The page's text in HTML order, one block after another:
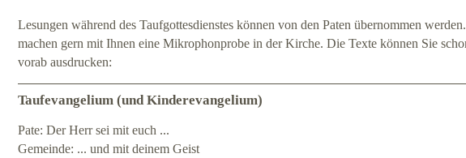
Lesungen während des Taufgottesdienstes können von den Paten übernommen
machen gern mit Ihnen eine Mikrophonprobe in der Kirche. Die Texte können Sie
vorab ausdrucken:
Taufevangelium (und Kinderevangelium)
Pate: Der Herr sei mit euch ...
Gemeinde: ... und mit deinem Geist